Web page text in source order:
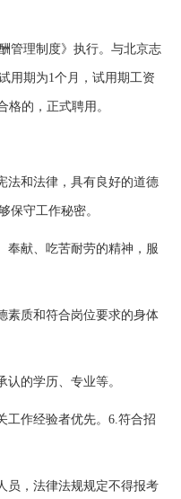
理制度》执行。与北京志
用期为1个月，试用期工资
格的，正式聘用。
和法律，具有良好的道德
保守工作秘密。
献、吃苦耐劳的精神，服
质和符合岗位要求的身体
的学历、专业等。
作经验者优先。6.符合招
，法律法规规定不得报考